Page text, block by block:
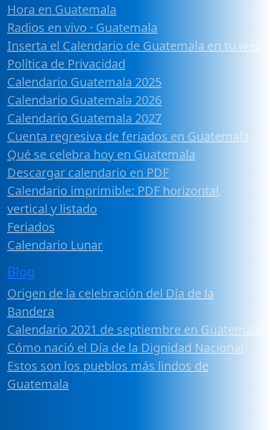
Hora en Guatemala
Radios en vivo · Guatemala
Inserta el Calendario de Guatemala en tu web
Política de Privacidad
Calendario Guatemala 2025
Calendario Guatemala 2026
Calendario Guatemala 2027
Cuenta regresiva de feriados en Guatemala
Qué se celebra hoy en Guatemala
Descargar calendario en PDF
Calendario imprimible: PDF horizontal,
vertical y listado
Feriados
Calendario Lunar
Blog
Origen de la celebración del Día de la
Bandera
Calendario 2021 de septiembre en Guatemala
Cómo nació el Día de la Dignidad Nacional
Estos son los pueblos más lindos de
Guatemala